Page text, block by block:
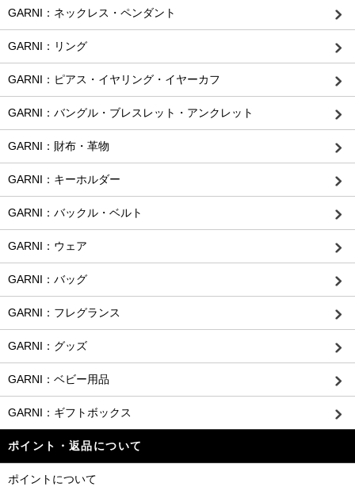
GARNI：ネックレス・ペンダント
GARNI：リング
GARNI：ピアス・イヤリング・イヤーカフ
GARNI：バングル・ブレスレット・アンクレット
GARNI：財布・革物
GARNI：キーホルダー
GARNI：バックル・ベルト
GARNI：ウェア
GARNI：バッグ
GARNI：フレグランス
GARNI：グッズ
GARNI：ベビー用品
GARNI：ギフトボックス
ポイント・返品について
ポイントについて